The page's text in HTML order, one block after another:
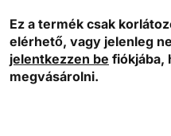
Ez a termék csak
elérhető, vagy jelenleg
jelentkezzen be fiókjába,
megvásárolni.